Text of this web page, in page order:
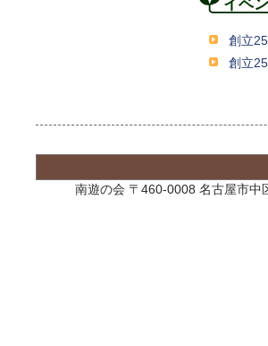
イベ
創立
創立
南遊の会 〒460-0008 名古屋市中